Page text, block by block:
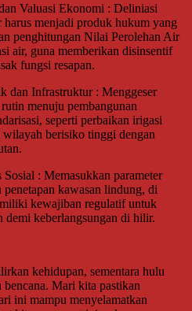
Valuasi Ekonomi : Deliniasi
menjadi produk hukum yang
penghitungan Nilai Perolehan Air
air, guna memberikan disinsentif
fungsi resapan.
dan Infrastruktur : Menggeser
menuju pembangunan
seperti perbaikan irigasi
wilayah berisiko tinggi dengan
: Memasukkan parameter
kawasan lindung, di
kewajiban regulatif untuk
demi keberlangsungan di hilir.
kehidupan, sementara hulu
Mari kita pastikan
ini mampu menyelamatkan